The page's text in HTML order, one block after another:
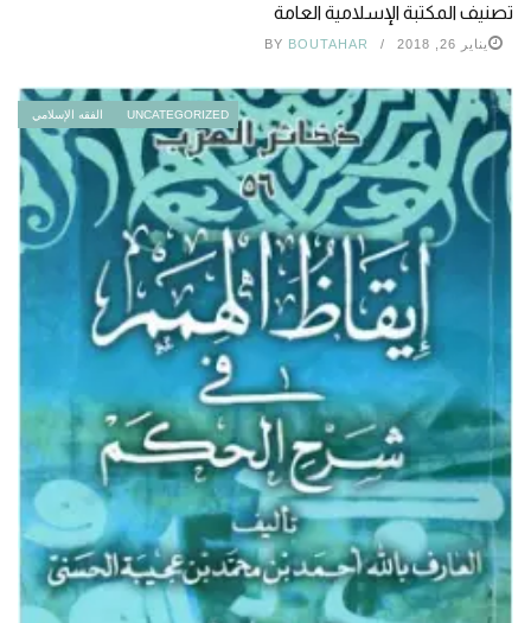
تصنيف المكتبة الإسلامية العامة
يناير 26, 2018 BY BOUTAHAR
UNCATEGORIZED الفقه الإسلامي